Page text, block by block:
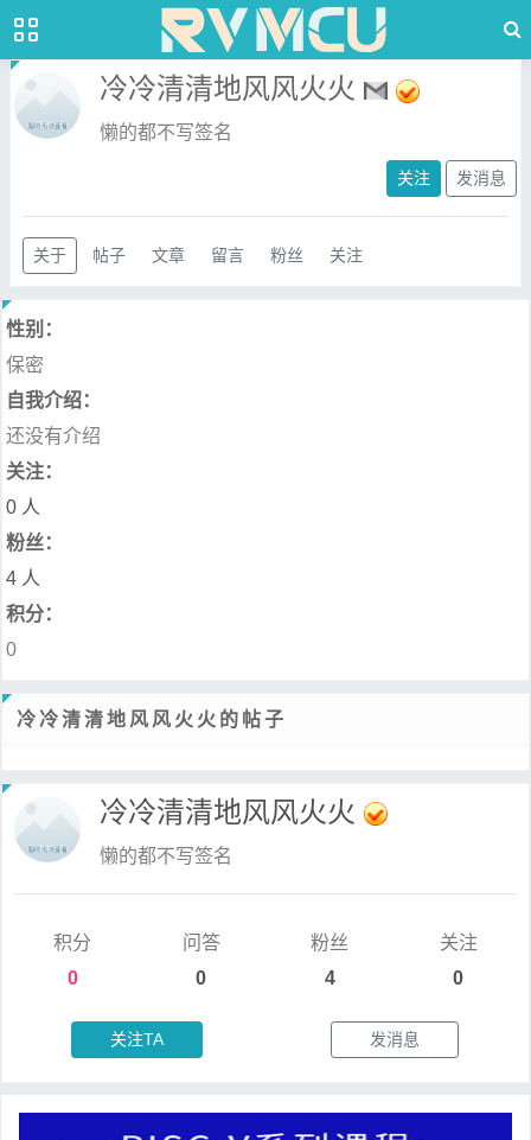
冷冷清清地风风火火
懒的都不写签名
关注 发消息
关于 帖子 文章 留言 粉丝 关注
性别：
保密
自我介绍：
还没有介绍
关注：
0 人
粉丝：
4 人
积分：
0
冷冷清清地风风火火的帖子
冷冷清清地风风火火
懒的都不写签名
积分
0
问答
0
粉丝
4
关注
0
关注TA 发消息